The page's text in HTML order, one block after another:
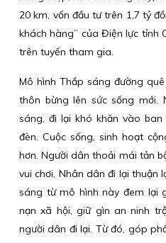
20 km, vốn đầu tư trên 1,7 tỷ
khách hàng” của Điện lực tỉnh
trên tuyến tham gia.
Mô hình Thắp sáng đường
thôn bừng lên sức sống mới.
sáng, đi lại khó khăn vào
đèn. Cuộc sống, sinh hoạt
hơn. Người dân thoải mái tản
vui chơi, Nhân dân đi lại thuận
sáng từ mô hình này đem lại
nạn xã hội, giữ gìn an ninh
người dân đi lại. Từ đó, góp